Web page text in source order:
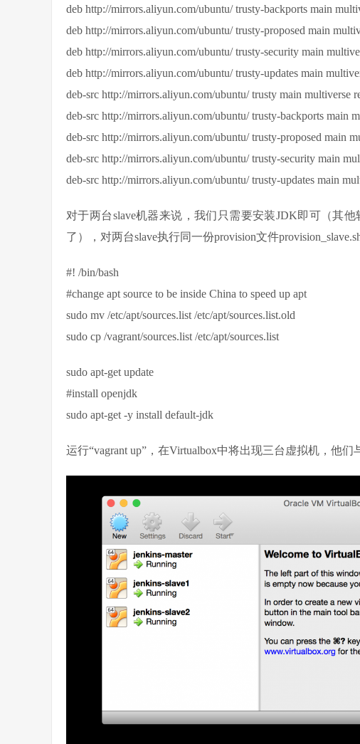
deb http://mirrors.aliyun.com/ubuntu/ trusty-backports main
deb http://mirrors.aliyun.com/ubuntu/ trusty-proposed main
deb http://mirrors.aliyun.com/ubuntu/ trusty-security main
deb http://mirrors.aliyun.com/ubuntu/ trusty-updates main
deb-src http://mirrors.aliyun.com/ubuntu/ trusty main multiverse
deb-src http://mirrors.aliyun.com/ubuntu/ trusty-backports main
deb-src http://mirrors.aliyun.com/ubuntu/ trusty-proposed main
deb-src http://mirrors.aliyun.com/ubuntu/ trusty-security main
deb-src http://mirrors.aliyun.com/ubuntu/ trusty-updates main
对于两台slave机器来说，我们只需要安装JDK即可（其他
了），对两台slave执行同一份provision文件provision_slave.sh
#! /bin/bash
#change apt source to be inside China to speed up apt
sudo mv /etc/apt/sources.list /etc/apt/sources.list.old
sudo cp /vagrant/sources.list /etc/apt/sources.list
sudo apt-get update
#install openjdk
sudo apt-get -y install default-jdk
运行“vagrant up”，在Virtualbox中将出现三台虚拟机，他